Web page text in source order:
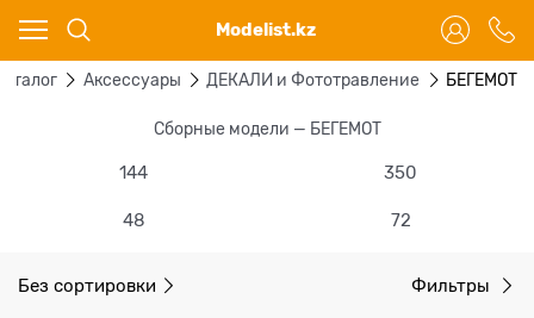
Modelist.kz
Аксессуары ДЕКАЛИ и Фототравление БЕГЕМОТ
Сборные модели — БЕГЕМОТ
144 350
48 72
Без сортировки Фильтры
Ваш город - Караганда,
угадали?
ДА НЕТ